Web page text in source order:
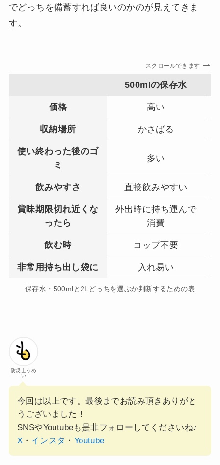
でどっちを備蓄すれば良いのかのが見えてきま
す。
スクロールできます
500mlの保存水
価格 高い
収納場所 かさばる
使い終わった後のゴ
ミ
多い
飲みやすさ 直接飲みやすい
賞味期限切れ近くな
ったら
外出時に持ち運んで
消費
飲む時 コップ不要
非常用持ち出し袋に 入れ易い
保存水・500mlと2Lどっちを選ぶか判断するための表
防災士うめ
い
今回は以上です。最後までお読み頂きありがと
うございました！
SNSやYoutubeも是非フォローしてくださいね♪
X ・ インスタ ・ Youtube